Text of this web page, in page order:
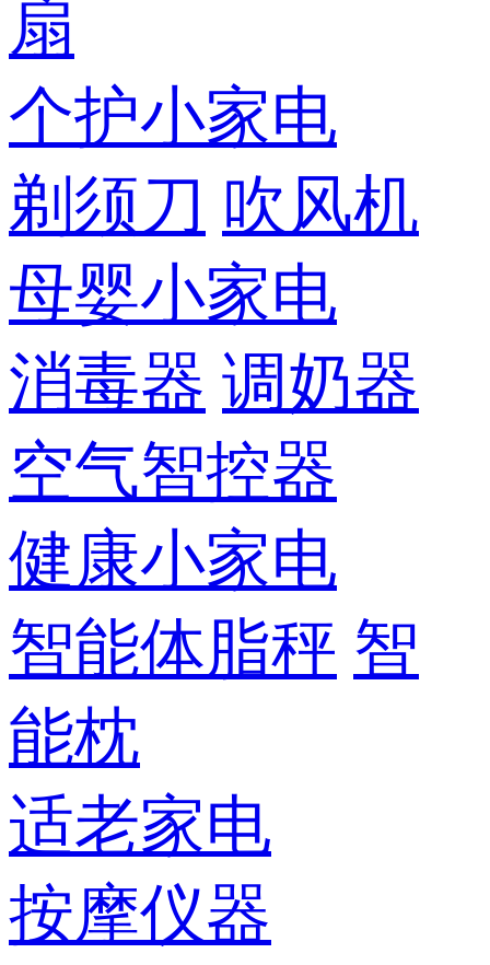
扇
个护小家电
剃须刀 吹风机
母婴小家电
消毒器 调奶器
空气智控器
健康小家电
智能体脂秤 智
能枕
适老家电
按摩仪器